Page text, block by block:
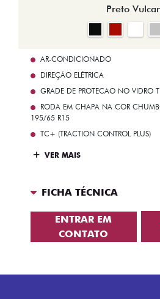
Preto
AR-CONDICIONADO
DIREÇÃO ELÉTRICA
GRADE DE PROTECAO NO VIDRO
RODA EM CHAPA NA COR
195/65 R15
TC+ (TRACTION CONTROL PLUS)
VER MAIS
FICHA TÉCNICA
ENTRAR EM
CONTATO